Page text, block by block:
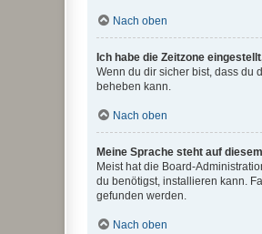
Nach oben
Ich habe die Zeitzone
Wenn du dir sicher bist, dass du
beheben kann.
Nach oben
Meine Sprache steht auf
Meist hat die Board-
du benötigst, installieren kann.
gefunden werden.
Nach oben